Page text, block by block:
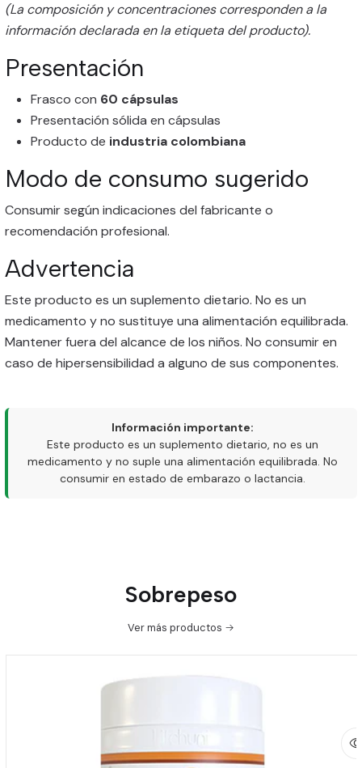
(La composición y concentraciones corresponden a la
información declarada en la etiqueta del producto).
Presentación
Frasco con 60 cápsulas
Presentación sólida en cápsulas
Producto de industria colombiana
Modo de consumo sugerido
Consumir según indicaciones del fabricante o
recomendación profesional.
Advertencia
Este producto es un suplemento dietario. No es un
medicamento y no sustituye una alimentación equilibrada.
Mantener fuera del alcance de los niños. No consumir en
caso de hipersensibilidad a alguno de sus componentes.
Información importante:
Este producto es un suplemento dietario, no es un
medicamento y no suple una alimentación equilibrada. No
consumir en estado de embarazo o lactancia.
Sobrepeso
Ver más productos